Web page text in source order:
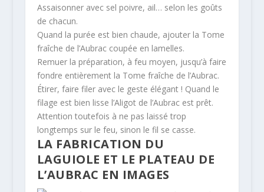
Assaisonner avec sel poivre, ail… selon les goûts
de chacun.
Quand la purée est bien chaude, ajouter la Tome
fraîche de l’Aubrac coupée en lamelles.
Remuer la préparation, à feu moyen, jusqu’à faire
fondre entièrement la Tome fraîche de l’Aubrac.
Étirer, faire filer avec le geste élégant ! Quand le
filage est bien lisse l’Aligot de l’Aubrac est prêt.
Attention toutefois à ne pas laissé trop
longtemps sur le feu, sinon le fil se casse.
LA FABRICATION DU
LAGUIOLE ET LE PLATEAU DE
L’AUBRAC EN IMAGES